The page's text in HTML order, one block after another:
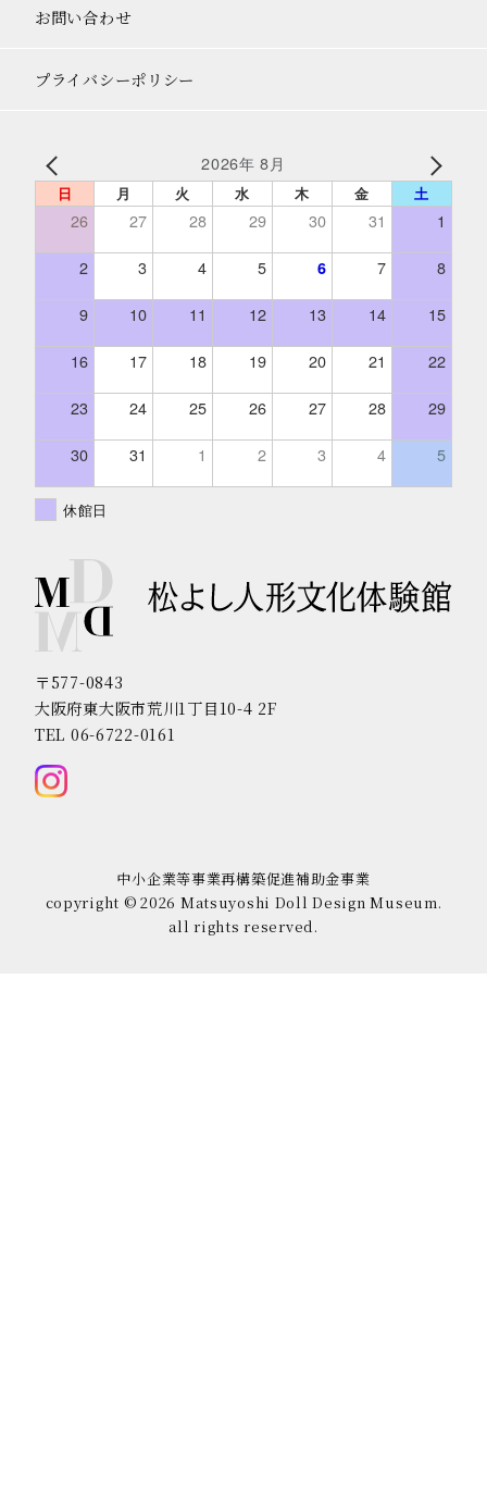
〒577-0843
大阪府東大阪市荒川1丁目10-4 2F
TEL 06-6722-0161
お問い合わせ
プライバシーポリシー
2026年 8月
日 月 火 水 木 金 土
26 27 28 29 30 31 1
2 3 4 5 6 7 8
9 10 11 12 13 14 15
16 17 18 19 20 21 22
23 24 25 26 27 28 29
30 31 1 2 3 4 5
休館日
中小企業等事業再構築促進補助金事業
copyright © 2026 Matsuyoshi Doll Design Museum.
all rights reserved.